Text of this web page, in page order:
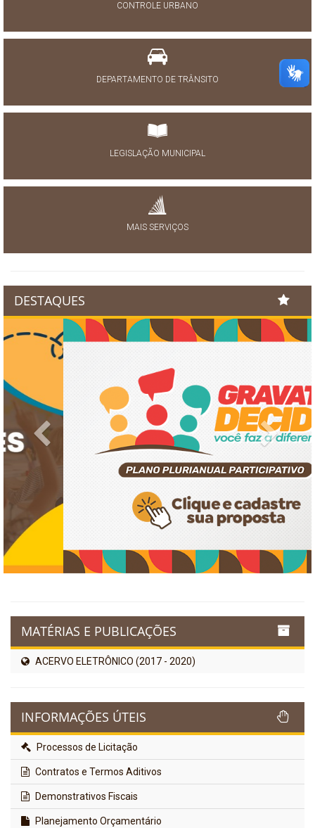
CONTROLE URBANO
DEPARTAMENTO DE TRÂNSITO
LEGISLAÇÃO MUNICIPAL
MAIS SERVIÇOS
DESTAQUES
Next
MATÉRIAS E PUBLICAÇÕES
ACERVO ELETRÔNICO (2017 - 2020)
INFORMAÇÕES ÚTEIS
Processos de Licitação
Contratos e Termos Aditivos
Demonstrativos Fiscais
Planejamento Orçamentário